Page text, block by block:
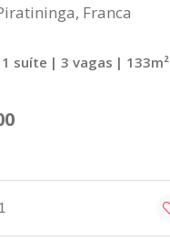
Franca
suíte | 3 vagas | 133m²